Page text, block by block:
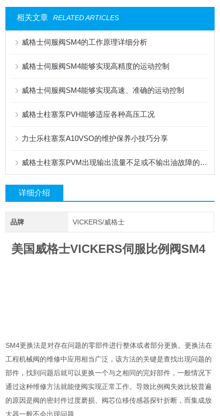
相关文章 RELATED ARTICLES
威格士伺服阀SM4的工作原理详细分析
威格士伺服阀SM4能够实现高精度的运动控制
威格士伺服阀SM4能够实现高速、准确的运动控制
威格士柱塞泵PVH能够适应各种高压工况
力士乐柱塞泵A10VSO的维护保养小技巧分享
威格士柱塞泵PVM出现输出流量不足或不输出油故障的解决方法
详细介绍
品牌 VICKERS/威格士
美国威格士VICKERS伺服比例阀SM4
SM4更换法是对存在问题的零部件进行整体或者部分更换。更换法在
工程机械阀的维修中应用相当广泛，该方法的关键是查找出现问题的
部件，找到问题后就可以更换一个与之相同的完好部件，一般情况下
通过这种维修方法就能使阀实现正常工作。导致比例阀失效比较普遍
的原因是阀的密封件过度磨损、阀芯位移传感器探针折断，而集成放
大器一般不会出现问题